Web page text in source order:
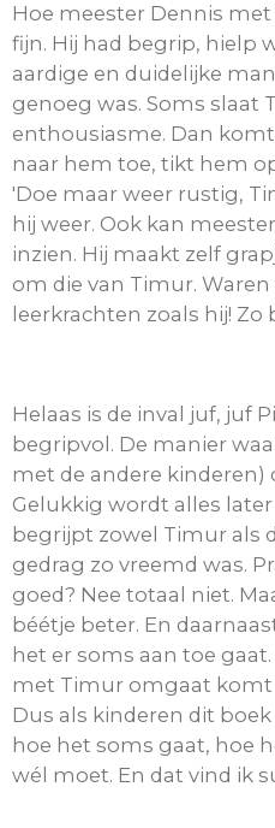
Hoe meester Dennis
fijn. Hij had begrip, hielp
aardige en duidelijke
genoeg was. Soms slaat
enthousiasme. Dan
naar hem toe, tikt hem
'Doe maar weer rustig,
hij weer. Ook kan
inzien. Hij maakt zelf
om die van Timur.
leerkrachten zoals hij!
Helaas is de inval juf, juf
begripvol. De manier
met de andere kinderen)
Gelukkig wordt alles
begrijpt zowel Timur als
gedrag zo vreemd was.
goed? Nee totaal niet.
béétje beter. En
het er soms aan toe
met Timur omgaat komt
Dus als kinderen dit
hoe het soms gaat, hoe
wél moet. En dat vind ik